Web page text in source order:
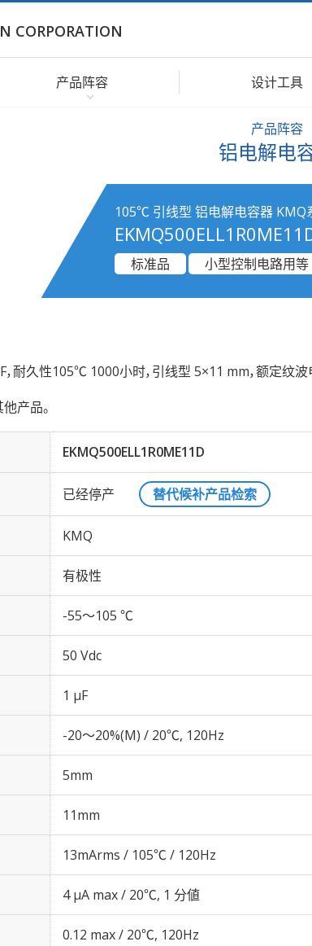
CORPORATION
产品阵容 设计工具
产品阵容
铝电解电
105℃ 引线型 铝电解电容器 KMQ
标准品
小型控制电路用等
耐久性105℃ 1000小时，引线型 5×11 mm，额定纹
产品。
EKMQ500ELL1R0ME11D
已经停产 替代候补产品检索
KMQ
有极性
-55～105 ℃
50 Vdc
1 µF
-20～20%(M) / 20℃, 120Hz
5mm
11mm
13mArms / 105℃ / 120Hz
4 μA max / 20℃, 1 分値
0.12 max / 20℃, 120Hz